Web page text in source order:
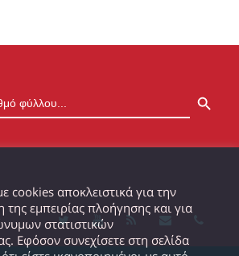
cookies αποκλειστικά για την
της εμπειρίας πλοήγησης και για
στατιστικών
Εφόσον συνεχίσετε στη σελίδα